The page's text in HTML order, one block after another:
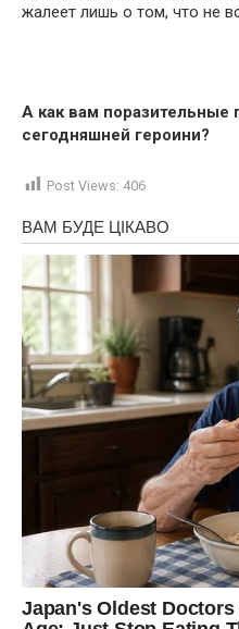
жалеет лишь о том, что не
А как вам
сегодняшней героини?
Post Views: 406